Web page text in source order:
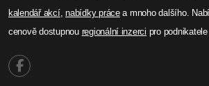
kalendář akcí,nabídky prácea mnoho dalšího.
cenově dostupnou regionální inzerci pro